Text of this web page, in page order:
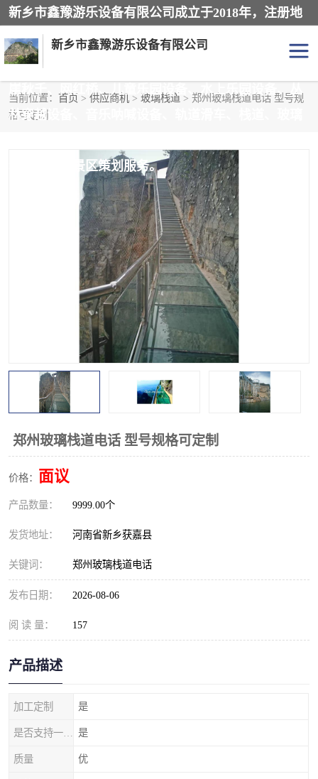
新乡市鑫豫游乐设备有限公司成立于2018年，注册地
位于河南省。经营范围包括游乐设备、滑索、滑道、
空中自行车、吊桥、拓展器材、攀岩器材、趣桥、悬
崖秋千、网红桥、儿童乐园设备、水上乐园设备、丛
林穿越设备、音乐呐喊设备、轨道滑车、栈道、玻璃
装、维修，景区策划服务。
新乡市鑫豫游乐设备有限公司
当前位置： 首页 > 供应商机 > 玻璃栈道 > 郑州玻璃栈道电话 型号规
格可定制
郑州玻璃栈道电话 型号规格可定制
价格： 面议
产品数量： 9999.00个
发货地址： 河南省新乡获嘉县
关键词： 郑州玻璃栈道电话
发布日期： 2026-08-06
阅 读 量： 157
产品描述
加工定制 是
是
质量 优
游乐设备
儿童乐园设备
水上乐园设备
攀岩器材
空中自行车
玻璃滑道
网红桥
丛林穿越设备
音乐呐喊设备
玻璃栈道